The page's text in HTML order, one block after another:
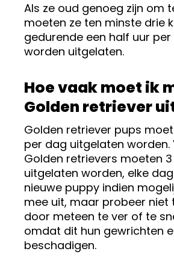
Als ze oud genoeg zijn om
moeten ze ten minste drie
gedurende een half uur
worden uitgelaten.
Hoe vaak moet ik
Golden retriever
Golden retriever pups
per dag uitgelaten worden.
Golden retrievers moeten
uitgelaten worden, elke
nieuwe puppy indien
mee uit, maar probeer niet
door meteen te ver of te
omdat dit hun gewrichten
beschadigen.